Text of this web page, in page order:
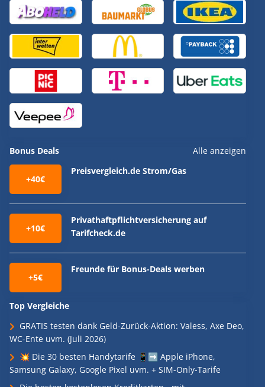
Bonus Deals Alle anzeigen
+40€
Preisvergleich.de Strom/Gas
+10€
Privathaftpflichtversicherung auf
Tarifcheck.de
+5€
Freunde für Bonus-Deals werben
Top Vergleiche
GRATIS testen dank Geld-Zurück-Aktion: Valess, Axe Deo,
WC-Ente uvm. (Juli 2026)
💥 Die 30 besten Handytarife 📱➡️ Apple iPhone,
Samsung Galaxy, Google Pixel uvm. + SIM-Only-Tarife